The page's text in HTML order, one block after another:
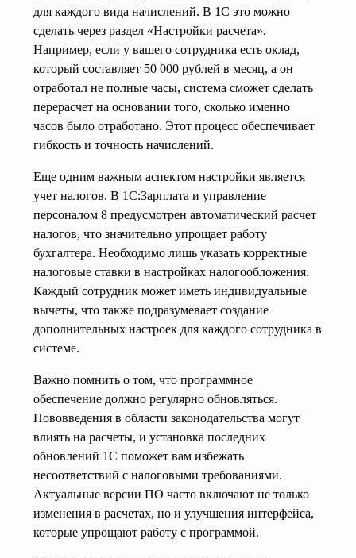
для каждого вида начислений. В 1С это можно
сделать через раздел «Настройки расчета».
Например, если у вашего сотрудника есть оклад,
который составляет 50 000 рублей в месяц, а он
отработал не полные часы, система сможет сделать
перерасчет на основании того, сколько именно
часов было отработано. Этот процесс обеспечивает
гибкость и точность начислений.
Еще одним важным аспектом настройки является
учет налогов. В 1С:Зарплата и управление
персоналом 8 предусмотрен автоматический расчет
налогов, что значительно упрощает работу
бухгалтера. Необходимо лишь указать корректные
налоговые ставки в настройках налогообложения.
Каждый сотрудник может иметь индивидуальные
вычеты, что также подразумевает создание
дополнительных настроек для каждого сотрудника в
системе.
Важно помнить о том, что программное
обеспечение должно регулярно обновляться.
Нововведения в области законодательства могут
влиять на расчеты, и установка последних
обновлений 1С поможет вам избежать
несоответствий с налоговыми требованиями.
Актуальные версии ПО часто включают не только
изменения в расчетах, но и улучшения интерфейса,
которые упрощают работу с программой.